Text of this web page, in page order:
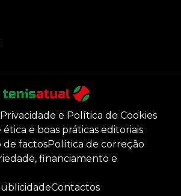
Privacidade e Política de Cookies
e boas práticas editoriais
de factosPolítica de correção
financiamento e
Contactos